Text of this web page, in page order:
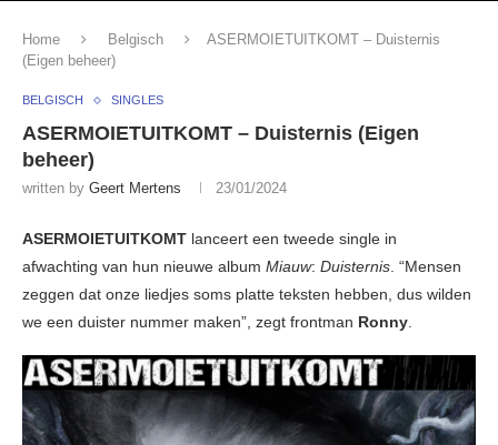
Home Belgisch
ASERMOIETUITKOMT – Duisternis
(Eigen beheer)
BELGISCH SINGLES
ASERMOIETUITKOMT – Duisternis (Eigen
beheer)
written by Geert Mertens 23/01/2024
ASERMOIETUITKOMT lanceert een tweede single in
afwachting van hun nieuwe album Miauw: Duisternis. “Mensen
zeggen dat onze liedjes soms platte teksten hebben, dus wilden
we een duister nummer maken”, zegt frontman Ronny.